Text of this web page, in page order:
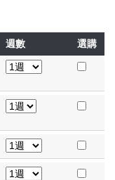
週數
選購